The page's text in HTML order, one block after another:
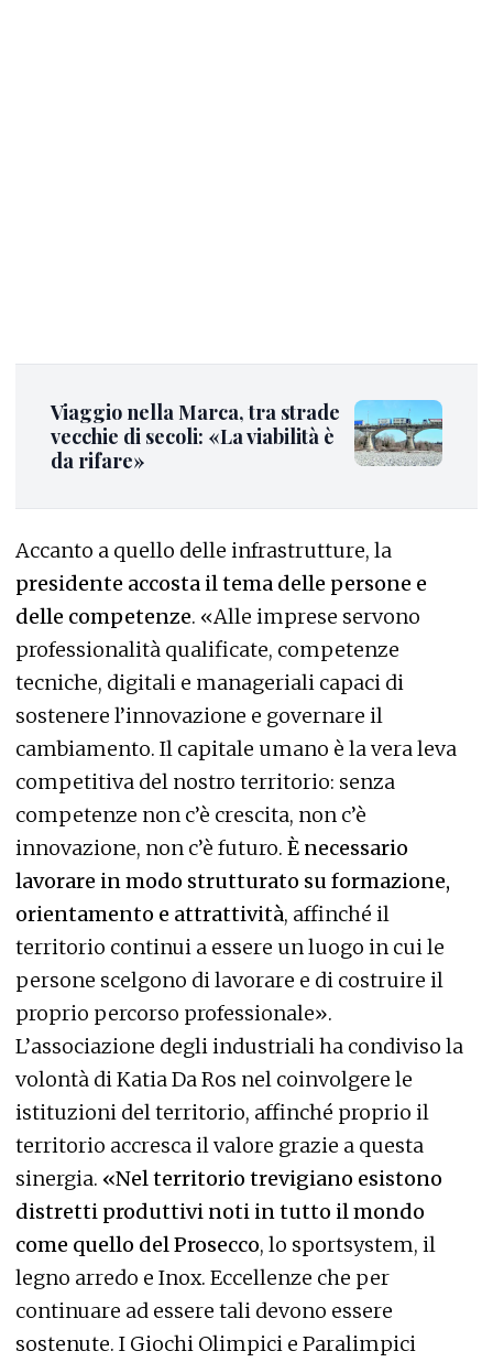
Viaggio nella Marca, tra strade
vecchie di secoli: «La viabilità è
da rifare»
Accanto a quello delle infrastrutture, la
presidente accosta il tema delle persone e
delle competenze. «Alle imprese servono
professionalità qualificate, competenze
tecniche, digitali e manageriali capaci di
sostenere l’innovazione e governare il
cambiamento. Il capitale umano è la vera leva
competitiva del nostro territorio: senza
competenze non c’è crescita, non c’è
innovazione, non c’è futuro. È necessario
lavorare in modo strutturato su formazione,
orientamento e attrattività, affinché il
territorio continui a essere un luogo in cui le
persone scelgono di lavorare e di costruire il
proprio percorso professionale».
L’associazione degli industriali ha condiviso la
volontà di Katia Da Ros nel coinvolgere le
istituzioni del territorio, affinché proprio il
territorio accresca il valore grazie a questa
sinergia. «Nel territorio trevigiano esistono
distretti produttivi noti in tutto il mondo
come quello del Prosecco, lo sportsystem, il
legno arredo e Inox. Eccellenze che per
continuare ad essere tali devono essere
sostenute. I Giochi Olimpici e Paralimpici